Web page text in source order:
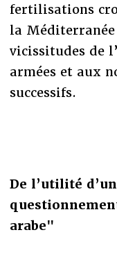
fertilisations
la
vicissitudes de
armées et aux
successifs.
De l’utilité
arabe"